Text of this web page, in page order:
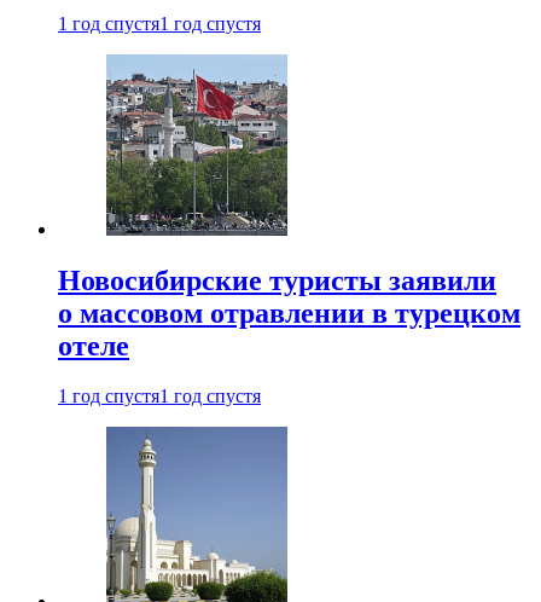
1 год спустя1 год спустя
Новосибирские туристы заявили
о массовом отравлении в турецком
отеле
1 год спустя1 год спустя